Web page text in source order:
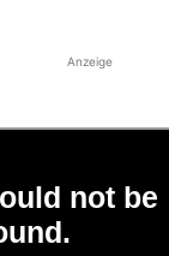
Anzeige